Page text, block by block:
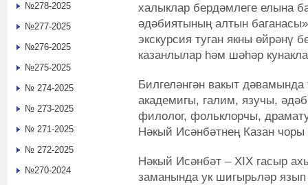
халыклар бердәмлеге елына
әдәбиятының алтын
экскурсия туган якны өйрәнү
казанлылар һәм шәһәр
Билгеләнгән вакыт
академигы, галим, язучы,
филолог, фольклорчы,
Нәкый Исәнбәтнең Казан
Нәкый Исәнбәт – XIX гасыр
заманында ук шигырьләр
№278-2025
№277-2025
№276-2025
№275-2025
№ 274-2025
№ 273-2025
№ 271-2025
№ 272-2025
№270-2024